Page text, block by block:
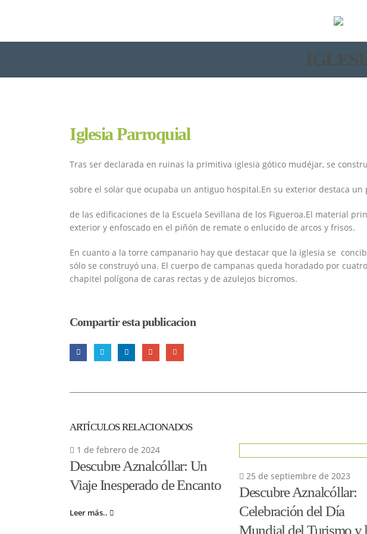
Iglesia Parroquial
Tras ser declarada en ruinas la primitiva iglesia gótico mudéjar, se
sobre el solar que ocupaba un antiguo hospital.En su exterior destaca
de las edificaciones de la Escuela Sevillana de los Figueroa.El material
exterior y enfoscado en el piñón de remate o enlucido de arcos y frisos.
En cuanto a la torre campanario hay que destacar que la iglesia se
sólo se construyó una. El cuerpo de campanas queda horadado por
chapitel polígona de caras rectas y de azulejos bicromos.
Compartir esta publicacion
ARTÍCULOS RELACIONADOS
1 de febrero de 2024
Descubre Aznalcóllar: Un
Viaje Inesperado de Encanto
Leer más..
25 de septiembre de 2023
Descubre Aznalcóllar:
Celebración del Día
Mundial del Turismo y